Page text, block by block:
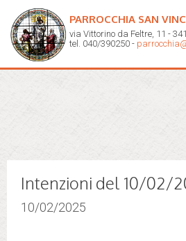
PARROCCHIA SAN
via Vittorino da Feltre, 11 -
tel. 040/390250 -
Intenzioni del 10/02/
10/02/2025